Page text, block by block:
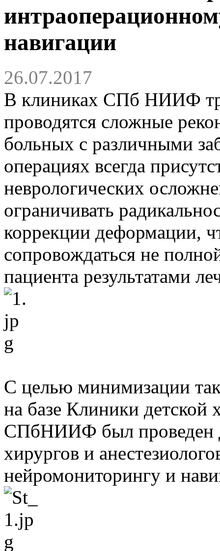
навигации
26.07.2017
В клиниках СПб НИИФ
проводятся сложные
больных с различными
операциях всегда
неврологических
ограничивать
коррекции деформации,
сопровождаться не
пациента результатами
С целью минимизации
на базе Клиники детской
СПбНИИФ был проведен
хирургов и
нейромониторингу и